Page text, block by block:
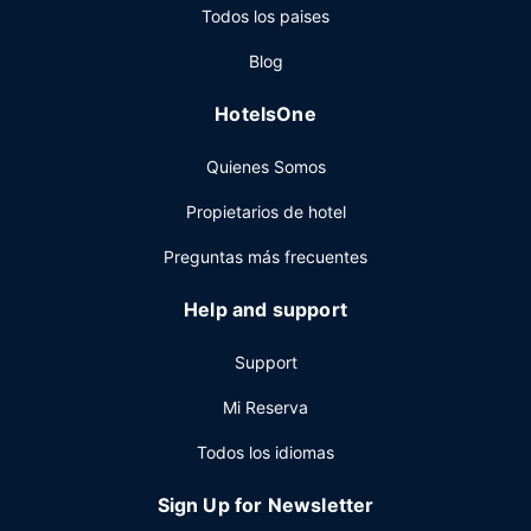
simplemente llamar al servicio de habitaciones con horario
bebida en el bar o lounge. Se ofrece un desayuno
recepción las 24 horas a tu disposición. ¿Estás
organizando un evento en Salt Lake City? En este hotel
tienes a tu disposición 186 metros cuadrados de espacio
con zona para conferencias y 4 salas de reuniones.
Todos los paises
Blog
HotelsOne
Quienes Somos
Propietarios de hotel
Preguntas más frecuentes
Help and support
Support
Mi Reserva
Todos los idiomas
Sign Up for Newsletter